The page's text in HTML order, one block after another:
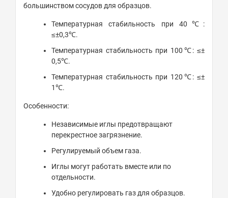
большинством сосудов для образцов.
Температурная стабильность при 40℃:
≤±0,3℃.
Температурная стабильность при 100℃: ≤±
0,5℃.
Температурная стабильность при 120℃: ≤±
1℃.
Особенности:
Независимые иглы предотвращают
перекрестное загрязнение.
Регулируемый объем газа.
Иглы могут работать вместе или по
отдельности.
Удобно регулировать газ для образцов.